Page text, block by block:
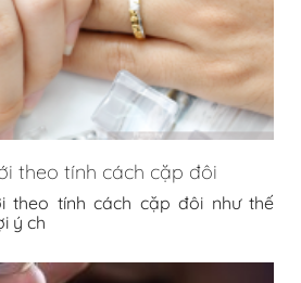
theo tính cách cặp đôi
theo tính cách cặp đôi như thế
ý ch